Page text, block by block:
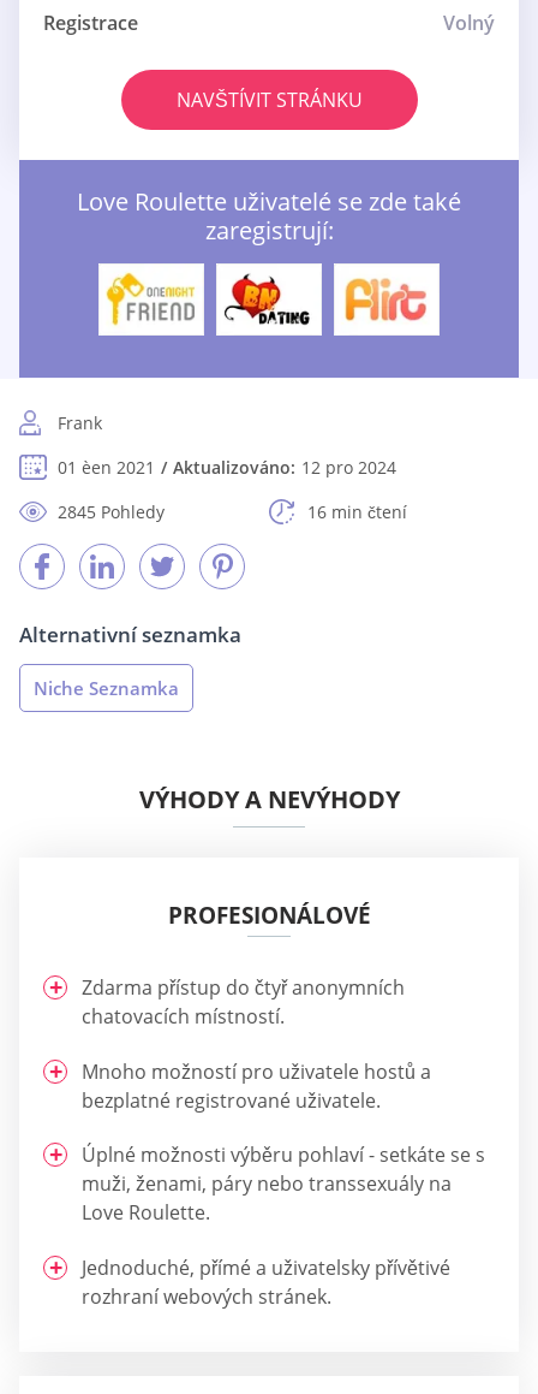
Registrace
Volný
NAVŠTÍVIT STRÁNKU
Love Roulette uživatelé se zde také
zaregistrují:
Frank
01 èen 2021
Aktualizováno: 12 pro 2024
2845 Pohledy
16 min čtení
Alternativní seznamka
Niche Seznamka
VÝHODY A NEVÝHODY
PROFESIONÁLOVÉ
Zdarma přístup do čtyř anonymních
chatovacích místností.
Mnoho možností pro uživatele hostů a
bezplatné registrované uživatele.
Úplné možnosti výběru pohlaví - setkáte se s
muži, ženami, páry nebo transsexuály na
Love Roulette.
Jednoduché, přímé a uživatelsky přívětivé
rozhraní webových stránek.